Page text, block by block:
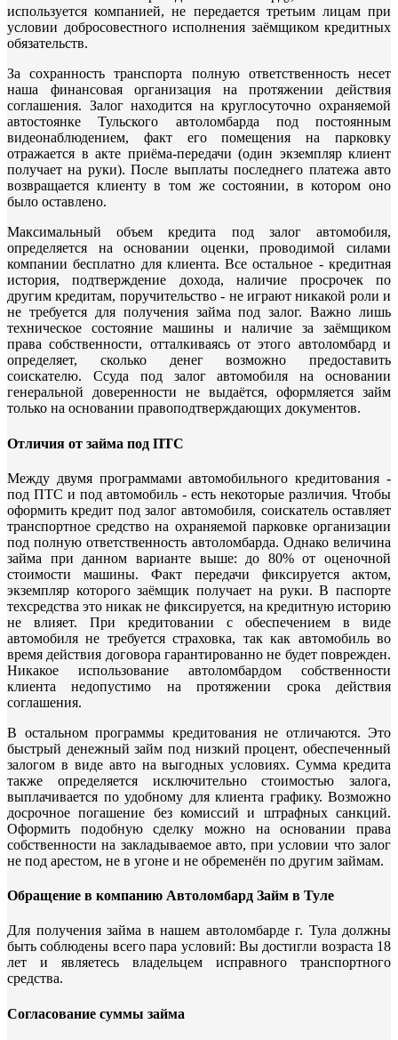
используется компанией, не передается третьим лицам при
условии добросовестного исполнения заёмщиком кредитных
обязательств.
За сохранность транспорта полную ответственность несет
наша финансовая организация на протяжении действия
соглашения. Залог находится на круглосуточно охраняемой
автостоянке Тульского автоломбарда под постоянным
видеонаблюдением, факт его помещения на парковку
отражается в акте приёма-передачи (один экземпляр клиент
получает на руки). После выплаты последнего платежа авто
возвращается клиенту в том же состоянии, в котором оно
было оставлено.
Максимальный объем кредита под залог автомобиля,
определяется на основании оценки, проводимой силами
компании бесплатно для клиента. Все остальное - кредитная
история, подтверждение дохода, наличие просрочек по
другим кредитам, поручительство - не играют никакой роли и
не требуется для получения займа под залог. Важно лишь
техническое состояние машины и наличие за заёмщиком
права собственности, отталкиваясь от этого автоломбард и
определяет, сколько денег возможно предоставить
соискателю. Ссуда под залог автомобиля на основании
генеральной доверенности не выдаётся, оформляется займ
только на основании правоподтверждающих документов.
Отличия от займа под ПТС
Между двумя программами автомобильного кредитования -
под ПТС и под автомобиль - есть некоторые различия. Чтобы
оформить кредит под залог автомобиля, соискатель оставляет
транспортное средство на охраняемой парковке организации
под полную ответственность автоломбарда. Однако величина
займа при данном варианте выше: до 80% от оценочной
стоимости машины. Факт передачи фиксируется актом,
экземпляр которого заёмщик получает на руки. В паспорте
техсредства это никак не фиксируется, на кредитную историю
не влияет. При кредитовании с обеспечением в виде
автомобиля не требуется страховка, так как автомобиль во
время действия договора гарантированно не будет поврежден.
Никакое использование автоломбардом собственности
клиента недопустимо на протяжении срока действия
соглашения.
В остальном программы кредитования не отличаются. Это
быстрый денежный займ под низкий процент, обеспеченный
залогом в виде авто на выгодных условиях. Сумма кредита
также определяется исключительно стоимостью залога,
выплачивается по удобному для клиента графику. Возможно
досрочное погашение без комиссий и штрафных санкций.
Оформить подобную сделку можно на основании права
собственности на закладываемое авто, при условии что залог
не под арестом, не в угоне и не обременён по другим займам.
Обращение в компанию Автоломбард Займ в Туле
Для получения займа в нашем автоломбарде г. Тула должны
быть соблюдены всего пара условий: Вы достигли возраста 18
лет и являетесь владельцем исправного транспортного
средства.
Согласование суммы займа